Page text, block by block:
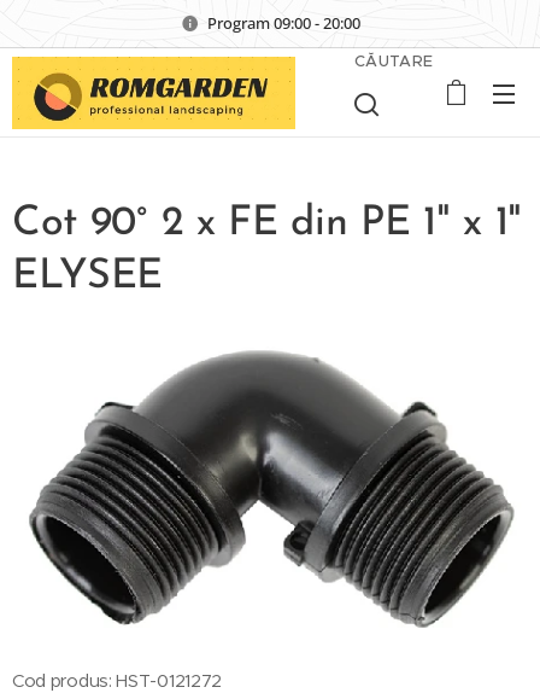
Program 09:00 - 20:00
CĂUTARE
Cot 90° 2 x FE din PE 1" x 1"
ELYSEE
Cod produs: HST-0121272